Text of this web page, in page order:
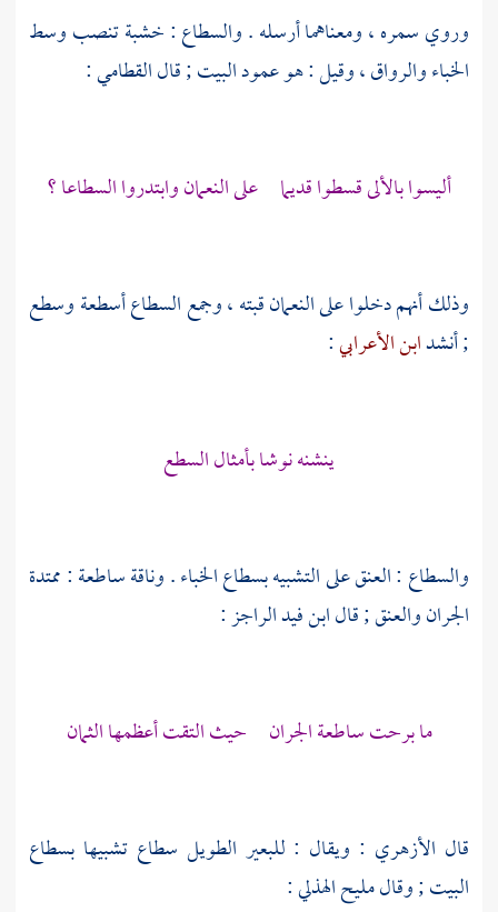
وروي سمره ، ومعناهما أرسله . والسطاع : خشبة تنصب وسط
الخباء والرواق ، وقيل : هو عمود البيت ; قالالقطامي:
أليسوا بالألى قسطوا قديما علىالنعمانوابتدروا السطاعا ؟
وذلك أنهم دخلوا على النعمان قبته ، وجمع السطاع أسطعة وسطع
; أنشدابن الأعرابي:
ينشنه نوشا بأمثال السطع
والسطاع : العنق على التشبيه بسطاع الخباء . وناقة ساطعة : ممتدة
الجران والعنق ; قالابن فيدالراجز :
ما برحت ساطعة الجران حيث التقت أعظمها الثمان
قال الأزهري : ويقال : للبعير الطويل سطاع تشبيها بسطاع
البيت ; وقالمليح الهذلي: